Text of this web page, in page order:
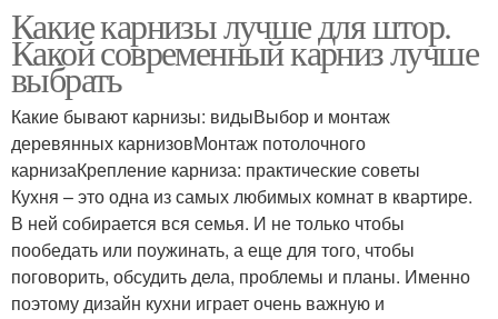
Модные карнизы Карнизы для штор
Пластиковый карниз Карниз с поворотом
Профильные карнизы Карниз из пластика
Какие карнизы лучше для штор.
Какой современный карниз лучше
выбрать
Какие бывают карнизы: видыВыбор и монтаж
деревянных карнизовМонтаж потолочного
карнизаКрепление карниза: практические советы
Кухня – это одна из самых любимых комнат в квартире.
В ней собирается вся семья. И не только чтобы
пообедать или поужинать, а еще для того, чтобы
поговорить, обсудить дела, проблемы и планы. Именно
поэтому дизайн кухни играет очень важную и